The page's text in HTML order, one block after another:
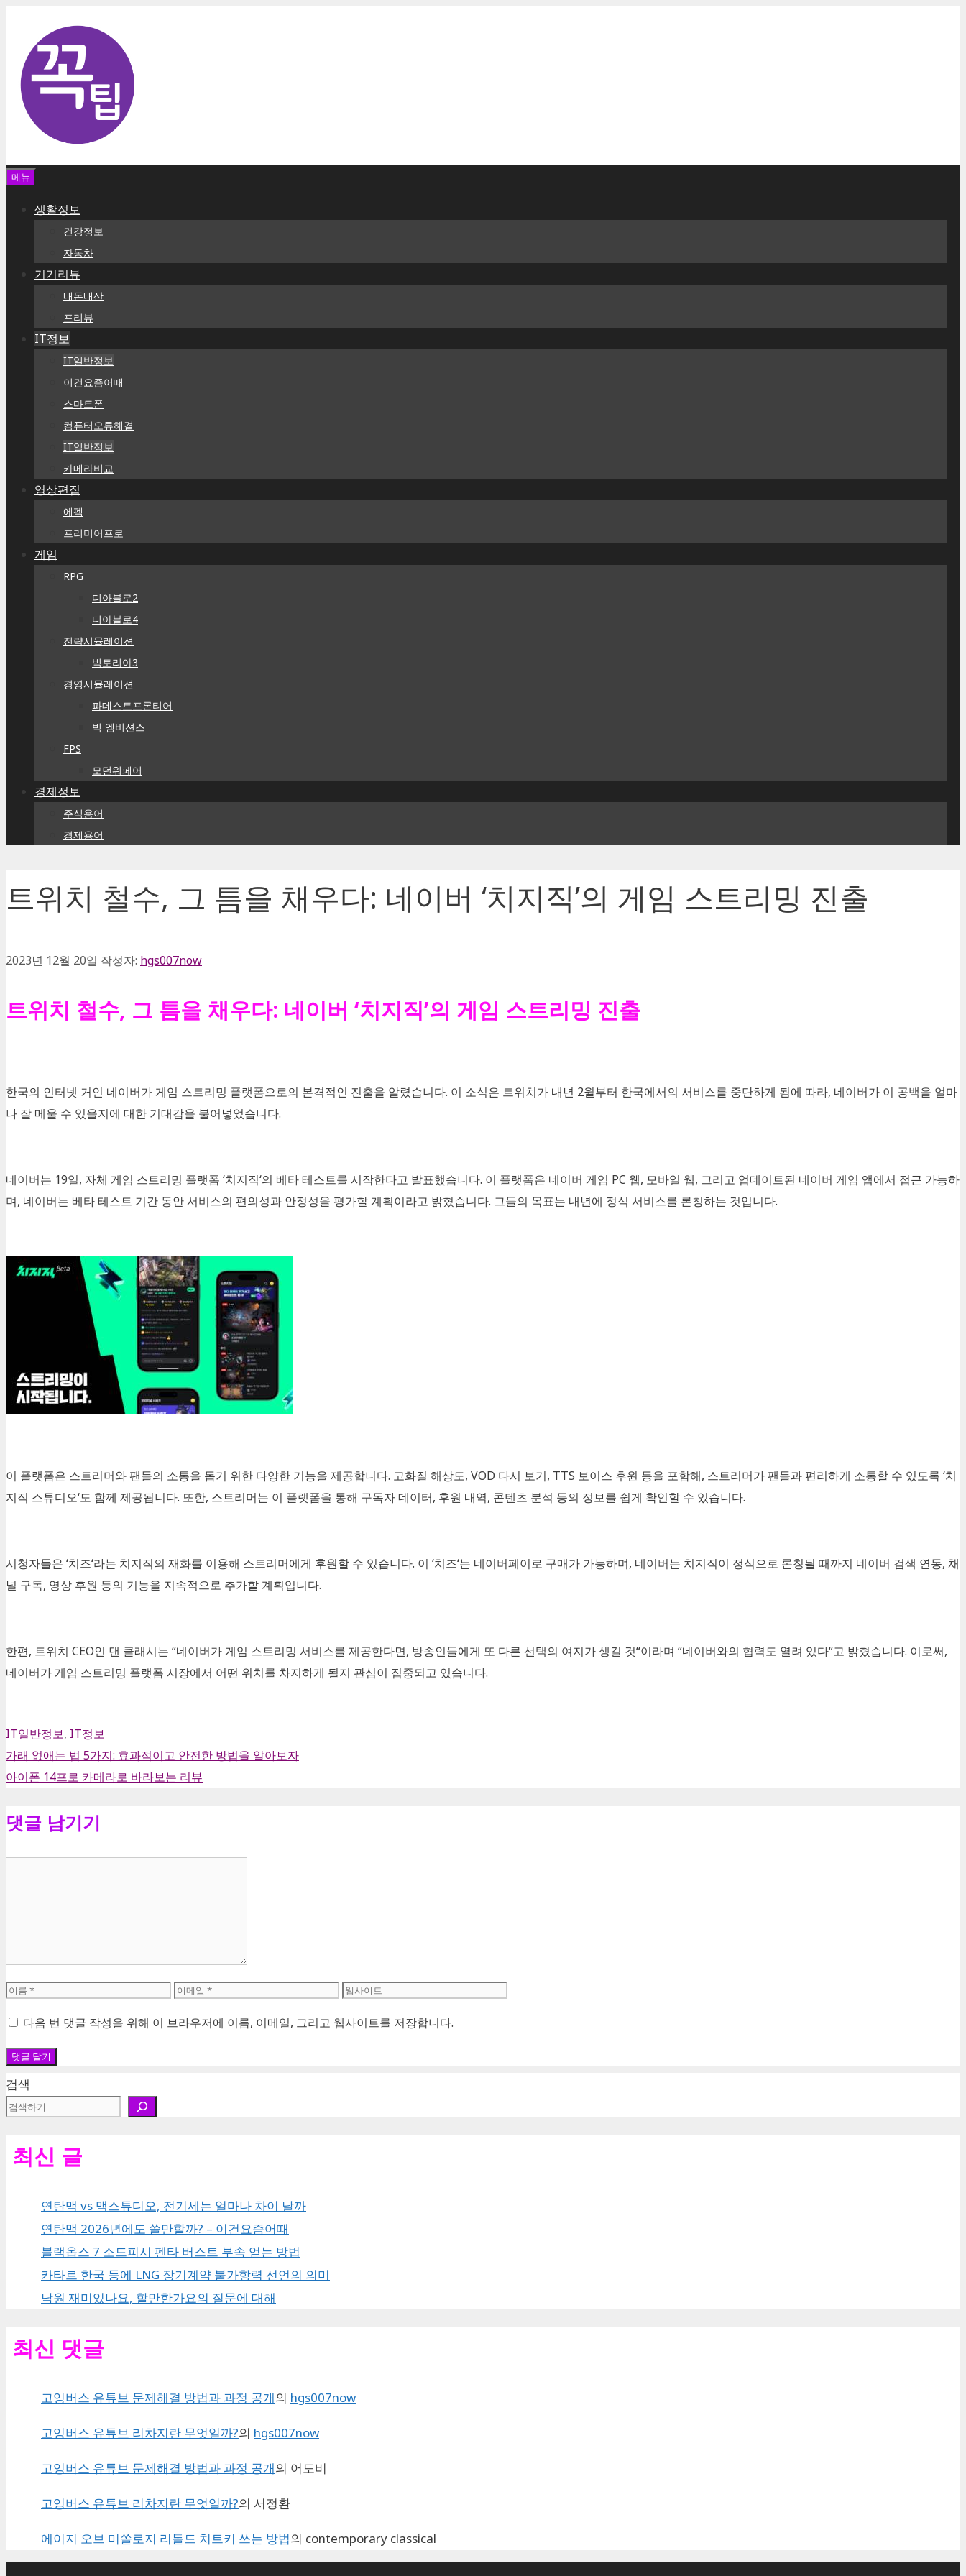
기
메뉴
생활정보
건강정보
자동차
기기리뷰
내돈내산
프리뷰
IT정보
IT일반정보
이건요즘어때
스마트폰
컴퓨터오류해결
IT일반정보
카메라비교
영상편집
에펙
프리미어프로
게임
RPG
디아블로2
디아블로4
전략시뮬레이션
빅토리아3
경영시뮬레이션
파데스트프론티어
빅 엠비션스
FPS
모던워페어
경제정보
주식용어
경제용어
트위치 철수, 그 틈을 채우다: 네이버 ‘치지직’의 게임 스트리밍 진출
2023년 12월 20일 작성자: hgs007now
트위치 철수, 그 틈을 채우다: 네이버 ‘치지직’의 게임 스트리밍 진출
한국의 인터넷 거인 네이버가 게임 스트리밍 플랫폼으로의 본격적인 진출을 알렸습니다. 이 소식은 트위치가 내년 2월부터 한국에서의 서비스를 중단하게 됨에 따라, 네이버가 이 공백을 얼마
나 잘 메울 수 있을지에 대한 기대감을 불어넣었습니다.
네이버는 19일, 자체 게임 스트리밍 플랫폼 ‘치지직‘의 베타 테스트를 시작한다고 발표했습니다. 이 플랫폼은 네이버 게임 PC 웹, 모바일 웹, 그리고 업데이트된 네이버 게임 앱에서 접근 가능하
며, 네이버는 베타 테스트 기간 동안 서비스의 편의성과 안정성을 평가할 계획이라고 밝혔습니다. 그들의 목표는 내년에 정식 서비스를 론칭하는 것입니다.
이 플랫폼은 스트리머와 팬들의 소통을 돕기 위한 다양한 기능을 제공합니다. 고화질 해상도, VOD 다시 보기, TTS 보이스 후원 등을 포함해, 스트리머가 팬들과 편리하게 소통할 수 있도록 ‘치
지직 스튜디오‘도 함께 제공됩니다. 또한, 스트리머는 이 플랫폼을 통해 구독자 데이터, 후원 내역, 콘텐츠 분석 등의 정보를 쉽게 확인할 수 있습니다.
시청자들은 ‘치즈‘라는 치지직의 재화를 이용해 스트리머에게 후원할 수 있습니다. 이 ‘치즈‘는 네이버페이로 구매가 가능하며, 네이버는 치지직이 정식으로 론칭될 때까지 네이버 검색 연동, 채
널 구독, 영상 후원 등의 기능을 지속적으로 추가할 계획입니다.
한편, 트위치 CEO인 댄 클래시는 “네이버가 게임 스트리밍 서비스를 제공한다면, 방송인들에게 또 다른 선택의 여지가 생길 것“이라며 “네이버와의 협력도 열려 있다“고 밝혔습니다. 이로써,
네이버가 게임 스트리밍 플랫폼 시장에서 어떤 위치를 차지하게 될지 관심이 집중되고 있습니다.
카
테
고
IT일반정보, IT정보
가래 없애는 법 5가지: 효과적이고 안전한 방법을 알아보자
아이폰 14프로 카메라로 바라보는 리뷰
댓글 남기기
이
이
일
웹
이
다음 번 댓글 작성을 위해 이 브라우저에 이름, 이메일, 그리고 웹사이트를 저장합니다.
검색
최신 글
연탄맥 vs 맥스튜디오, 전기세는 얼마나 차이 날까
연탄맥 2026년에도 쓸만할까? – 이건요즘어때
블랙옵스 7 소드피시 펜타 버스트 부속 얻는 방법
카타르 한국 등에 LNG 장기계약 불가항력 선언의 의미
낙원 재미있나요, 할만한가요의 질문에 대해
최신 댓글
고잉버스 유튜브 문제해결 방법과 과정 공개의 hgs007now
고잉버스 유튜브 리차지란 무엇일까?의 hgs007now
고잉버스 유튜브 문제해결 방법과 과정 공개의 어도비
고잉버스 유튜브 리차지란 무엇일까?의 서정환
에이지 오브 미쏠로지 리톨드 치트키 쓰는 방법의 contemporary classical